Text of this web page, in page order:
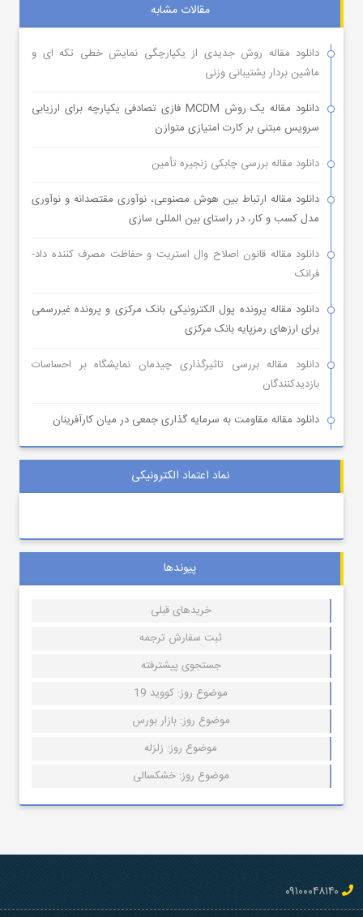
مقالات مشابه
دانلود مقاله روش جدیدی از یکپارچگی نمایش خطی تکه ای و
ماشین بردار پشتیبانی وزنی
دانلود مقاله یک روش MCDM فازی تصادفی یکپارچه برای ارزیابی
سرویس مبتنی بر کارت امتیازی متوازن
دانلود مقاله بررسی چابکی زنجیره تأمین
دانلود مقاله ارتباط بین هوش مصنوعی، نوآوری مقتصدانه و نوآوری
مدل کسب و کار، در راستای بین المللی سازی
دانلود مقاله قانون اصلاح وال استریت و حفاظت مصرف کننده داد-
فرانک
دانلود مقاله پرونده پول الکترونیکی بانک مرکزی و پرونده غیررسمی
برای ارزهای رمزپایه بانک مرکزی
دانلود مقاله بررسی تاثیرگذاری چیدمان نمایشگاه بر احساسات
بازدیدکنندگان
دانلود مقاله مقاومت به سرمایه گذاری جمعی در میان کارآفرینان
نماد اعتماد الکترونیکی
پیوندها
خریدهای قبلی
ثبت سفارش ترجمه
جستجوی پیشترفته
موضوع روز: کووید 19
موضوع روز: بازار بورس
موضوع روز: زلزله
موضوع روز: خشکسالی